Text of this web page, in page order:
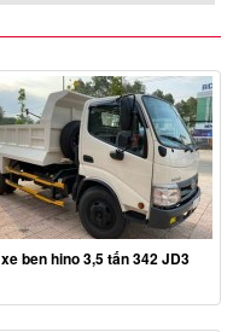
xe ben hino 3,5 tấn 342 JD3